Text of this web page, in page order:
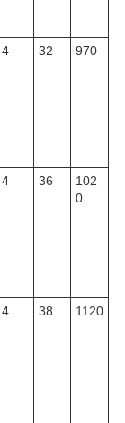
4 32 970
4 36
102
0
4 38 1120